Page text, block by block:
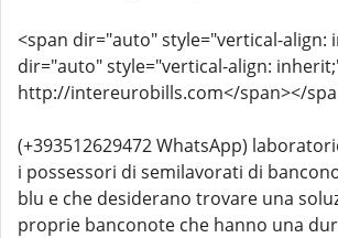
<span dir="auto" style="vertical-align:
dir="auto" style="vertical-align:
http://intereurobills.com</span></
(+393512629472 WhatsApp)
i possessori di semilavorati di
blu e che desiderano trovare una
proprie banconote che hanno una